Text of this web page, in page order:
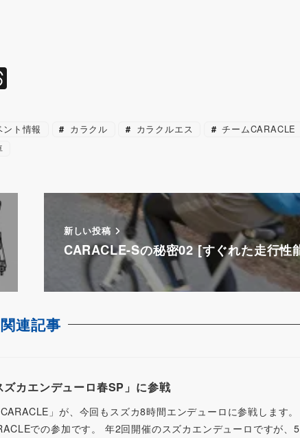
e
a
s
ント情報 カラクル カラクルエス
チームCARACLE
新しい投稿
CARACLE-Sの秘密02 [すぐれた走行性
関連記事
カエンデューロ春SP」に参戦
」が、今回もスズカ8時間エンデューロに参戦します
での参加です。 年2回開催のスズカエンデューロですが、